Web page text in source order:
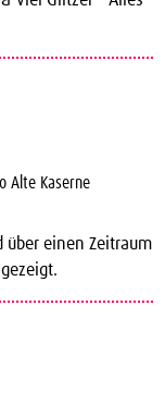
Alte Kaserne
über einen Zeitraum